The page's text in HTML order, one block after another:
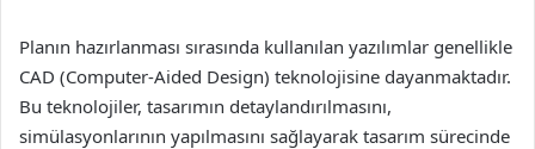
Planın hazırlanması sırasında kullanılan yazılımlar genellikle
CAD (Computer-Aided Design) teknolojisine dayanmaktadır.
Bu teknolojiler, tasarımın detaylandırılmasını,
simülasyonlarının yapılmasını sağlayarak tasarım sürecinde